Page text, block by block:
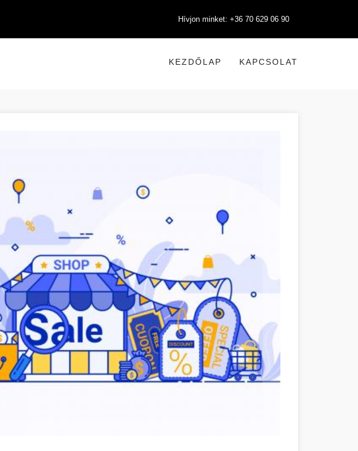
Hívjon minket: +36 70 629 06 90
KEZDŐLAP KAPCSOLAT